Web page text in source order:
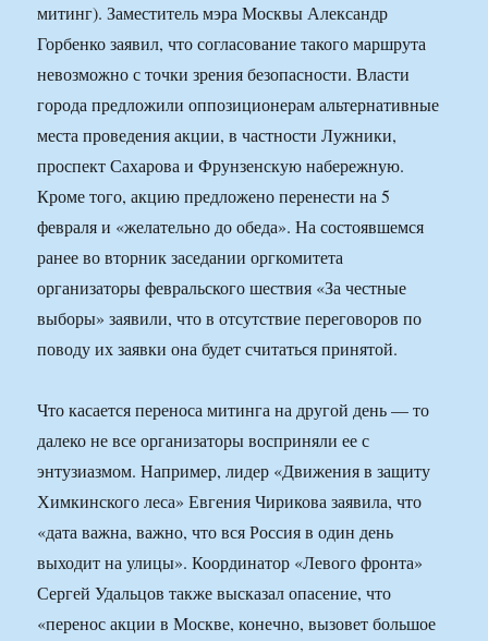
митинг). Заместитель мэра Москвы Александр
Горбенко заявил, что согласование такого маршрута
невозможно с точки зрения безопасности. Власти
города предложили оппозиционерам альтернативные
места проведения акции, в частности Лужники,
проспект Сахарова и Фрунзенскую набережную.
Кроме того, акцию предложено перенести на 5
февраля и «желательно до обеда». На состоявшемся
ранее во вторник заседании оргкомитета
организаторы февральского шествия «За честные
выборы» заявили, что в отсутствие переговоров по
поводу их заявки она будет считаться принятой.
Что касается переноса митинга на другой день — то
далеко не все организаторы восприняли ее с
энтузиазмом. Например, лидер «Движения в защиту
Химкинского леса» Евгения Чирикова заявила, что
«дата важна, важно, что вся Россия в один день
выходит на улицы». Координатор «Левого фронта»
Сергей Удальцов также высказал опасение, что
«перенос акции в Москве, конечно, вызовет большое